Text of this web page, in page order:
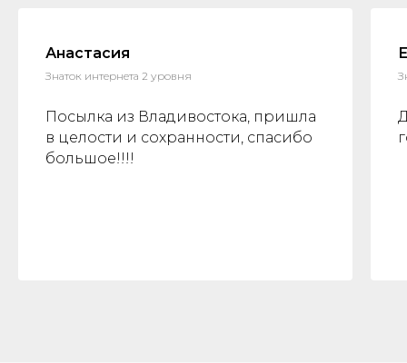
Анастасия
Знаток интернета 2 уровня
Посылка из Владивостока, пришла
в целости и сохранности, спасибо
большое!!!!